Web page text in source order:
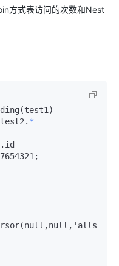
方式表访问的次数和Nest
*